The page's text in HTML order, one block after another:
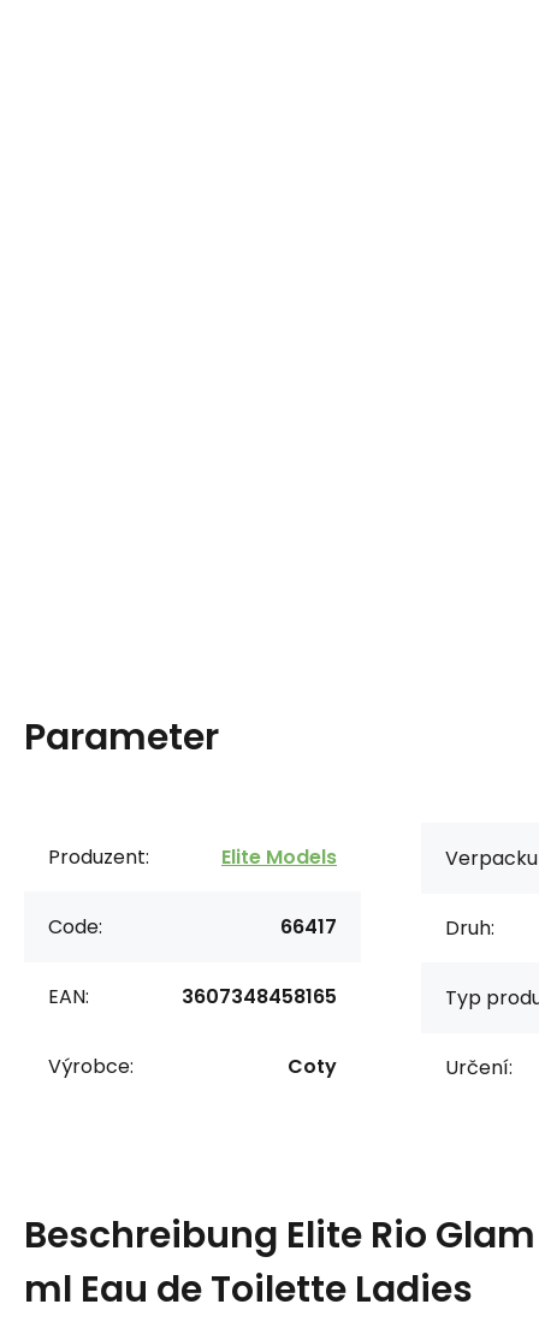
Parameter
Produzent: Elite Models
Code: 66417
EAN: 3607348458165
Výrobce: Coty
Druh:
Typ
Určení:
Beschreibung Elite Rio
ml Eau de Toilette Ladies